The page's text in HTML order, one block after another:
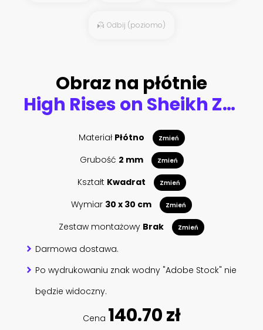
Odbij (poziomo)
Obraz na płótnie
High Rises on Sheikh Zayed Road at twilight, Downtown Dubai, Emirate of Dubai, UAE, Asia
Materiał Płótno Zmień
Grubość 2 mm Zmień
Kształt Kwadrat Zmień
Wymiar 30 x 30 cm Zmień
Zestaw montażowy Brak Zmień
Darmowa dostawa.
Po wydrukowaniu znak wodny "Adobe Stock" nie
będzie widoczny.
Cena 140.70 zł